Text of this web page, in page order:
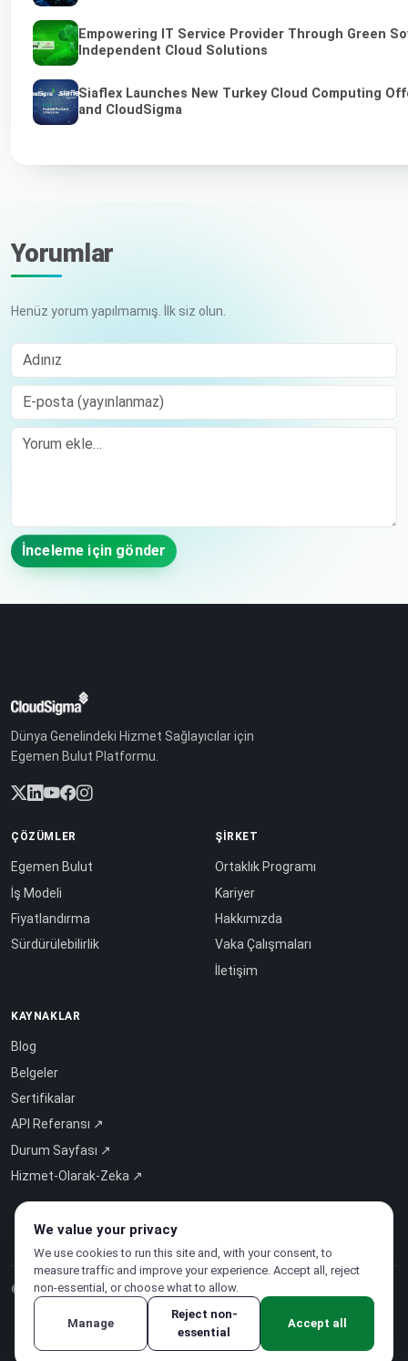
Empowering IT Service Provider Through Green
Independent Cloud Solutions
Siaflex Launches New Turkey Cloud Computing
and CloudSigma
Yorumlar
Henüz yorum yapılmamış. İlk siz olun.
Adınız
E-posta (yayınlanmaz)
Comment
İnceleme için gönder
Dünya Genelindeki Hizmet Sağlayıcılar için
Egemen Bulut Platformu.
ÇÖZÜMLER
Egemen Bulut
İş Modeli
Fiyatlandırma
Sürdürülebilirlik
ŞIRKET
Ortaklık Programı
Kariyer
Hakkımızda
Vaka Çalışmaları
İletişim
KAYNAKLAR
Blog
Belgeler
Sertifikalar
API Referansı ↗
Durum Sayfası ↗
Hizmet-Olarak-Zeka ↗
© 2026 CloudSigma Holding AG.Tüm hakları saklıdır
Gizlilik Politikası·Hizmet Şartları
We value your privacy
We use cookies to run this site and, with your consent, to
measure traffic and improve your experience. Accept all, reject
non-essential, or choose what to allow.
Manage
Reject non-
essential
Accept all